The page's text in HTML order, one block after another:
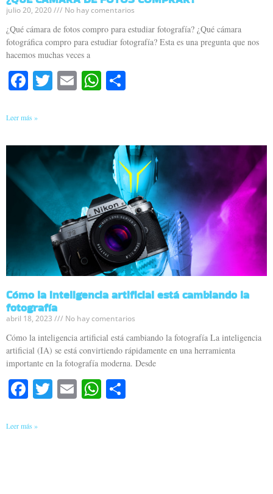
julio 20, 2020 No hay comentarios
¿Qué cámara de fotos compro para estudiar fotografía? ¿Qué cámara
fotográfica compro para estudiar fotografía? Esta es una pregunta que nos
hacemos muchas veces a
Facebook
Twitter
EmailWhatsApp
Leer más »
Cómo la inteligencia artificial está cambiando la
fotografía
abril 18, 2023 No hay comentarios
Cómo la inteligencia artificial está cambiando la fotografía La inteligencia
artificial (IA) se está convirtiendo rápidamente en una herramienta
importante en la fotografía moderna. Desde
Facebook
Twitter
EmailWhatsApp
Leer más »